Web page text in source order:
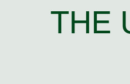
THE